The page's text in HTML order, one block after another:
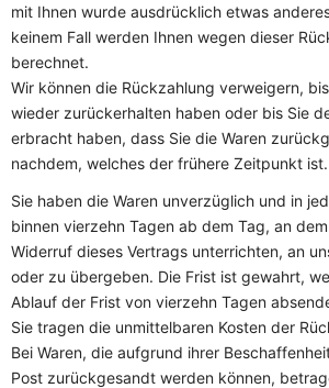
mit Ihnen wurde ausdrücklich etwas
keinem Fall werden Ihnen wegen dieser
berechnet.
Wir können die Rückzahlung verweigern,
wieder zurückerhalten haben oder bis Sie
erbracht haben, dass Sie die Waren
nachdem, welches der frühere Zeitpunkt ist.
Sie haben die Waren unverzüglich und in
binnen vierzehn Tagen ab dem Tag, an
Widerruf dieses Vertrags unterrichten, an
oder zu übergeben. Die Frist ist gewahrt,
Ablauf der Frist von vierzehn Tagen
Sie tragen die unmittelbaren Kosten der
Bei Waren, die aufgrund ihrer
Post zurückgesandt werden können,